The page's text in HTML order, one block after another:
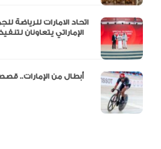
اتحاد الامارات للرياضة